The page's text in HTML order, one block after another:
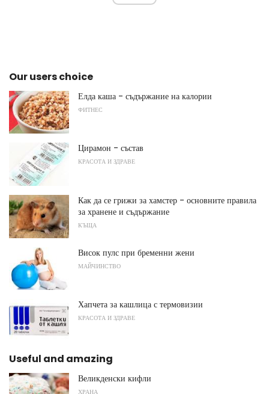
Our users choice
Елда каша - съдържание на калории
ФИТНЕС
Цирамон - състав
КРАСОТА И ЗДРАВЕ
Как да се грижи за хамстер - основните правила
за хранене и съдържание
КЪЩА
Висок пулс при бременни жени
МАЙЧИНСТВО
Хапчета за кашлица с термовизии
КРАСОТА И ЗДРАВЕ
Useful and amazing
Великденски кифли
ХРАНА